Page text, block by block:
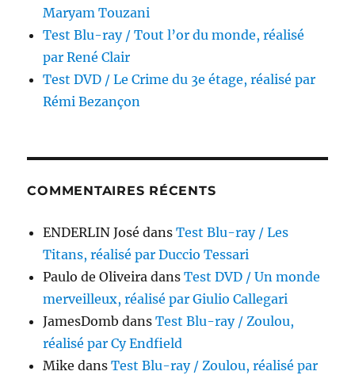
Maryam Touzani
Test Blu-ray / Tout l’or du monde, réalisé
par René Clair
Test DVD / Le Crime du 3e étage, réalisé par
Rémi Bezançon
COMMENTAIRES RÉCENTS
ENDERLIN José dansTest Blu-ray / Les
Titans, réalisé par Duccio Tessari
Paulo de Oliveira dansTest DVD / Un monde
merveilleux, réalisé par Giulio Callegari
JamesDomb dansTest Blu-ray / Zoulou,
réalisé par Cy Endfield
Mike dansTest Blu-ray / Zoulou, réalisé par